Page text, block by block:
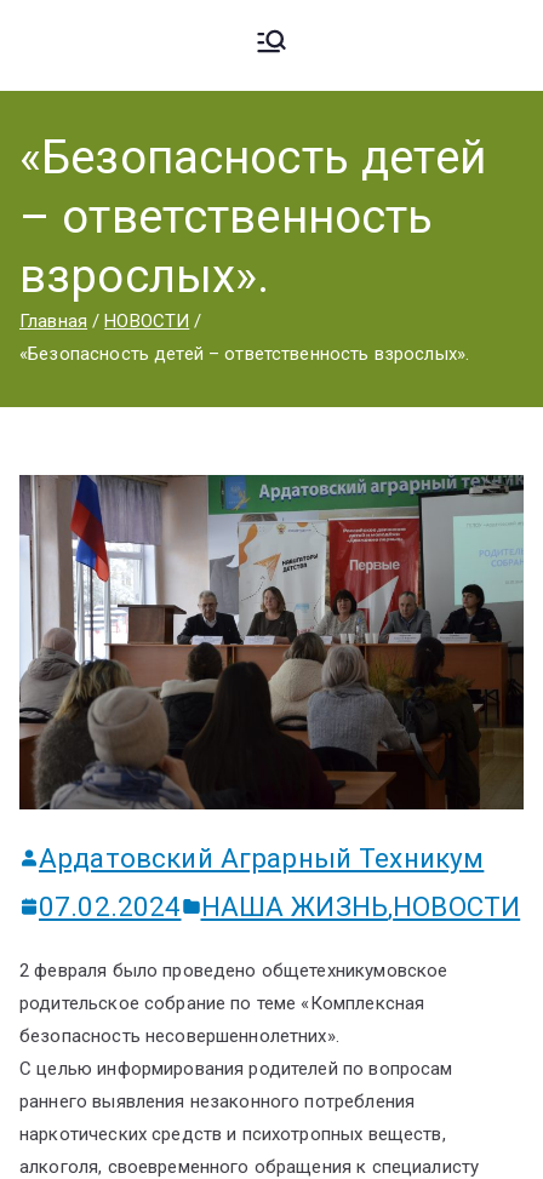
Ардато
вский
ый
Техник
ум
аграрный
техникум».
«Безопасность детей
– ответственность
взрослых».
Главная
НОВОСТИ
«Безопасность детей – ответственность взрослых».
Ардатовский Аграрный Техникум
07.02.2024
НАША ЖИЗНЬ,НОВОСТИ
2 февраля было проведено общетехникумовское
родительское собрание по теме «Комплексная
безопасность несовершеннолетних».
С целью информирования родителей по вопросам
раннего выявления незаконного потребления
наркотических средств и психотропных веществ,
алкоголя, своевременного обращения к специалисту